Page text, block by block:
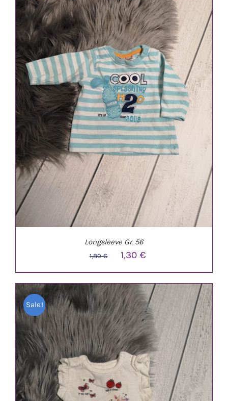
IN DEN WARENKORB / DETAILS
Longsleeve Gr. 56
1,80€
Ursprünglicher
Preis
war:
1,80 €
1,30€
Preis
ist:
1,30 €.
Sale!